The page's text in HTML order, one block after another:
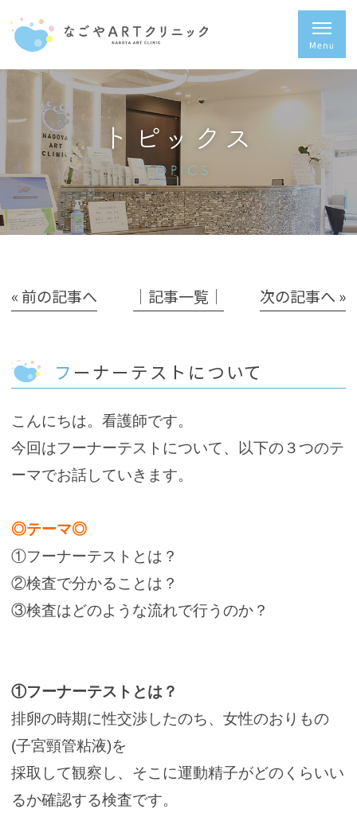
トピックス
TOPICS
« 前の記事へ │記事一覧│ 次の記事へ »
フーナーテストについて
こんにちは。看護師です。
今回はフーナーテストについて、以下の３つのテ
ーマでお話していきます。
◎テーマ◎
①フーナーテストとは？
②検査で分かることは？
③検査はどのような流れで行うのか？
①フーナーテストとは？
排卵の時期に性交渉したのち、女性のおりもの
(子宮頸管粘液)を
採取して観察し、そこに運動精子がどのくらいい
るか確認する検査です。